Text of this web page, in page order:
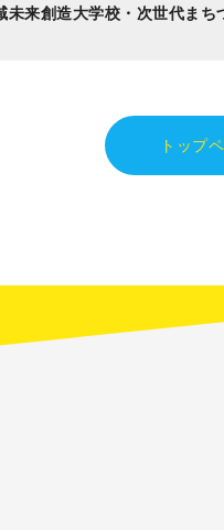
未来創造大学校・次世代ま
トップ